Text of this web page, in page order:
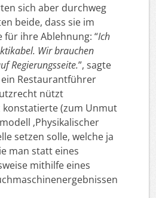
sich aber durchweg
beide, dass sie im
für ihre Ablehnung: “Ich
Wir brauchen
Regierungsseite.”, sagte
ein Restaurantführer
nützt
konstatierte (zum Unmut
‚Physikalischer
setzen solle, welche ja
man statt eines
mithilfe eines